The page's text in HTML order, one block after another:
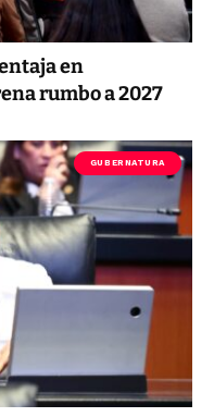
en
rumbo a 2027
GUBERNATURA